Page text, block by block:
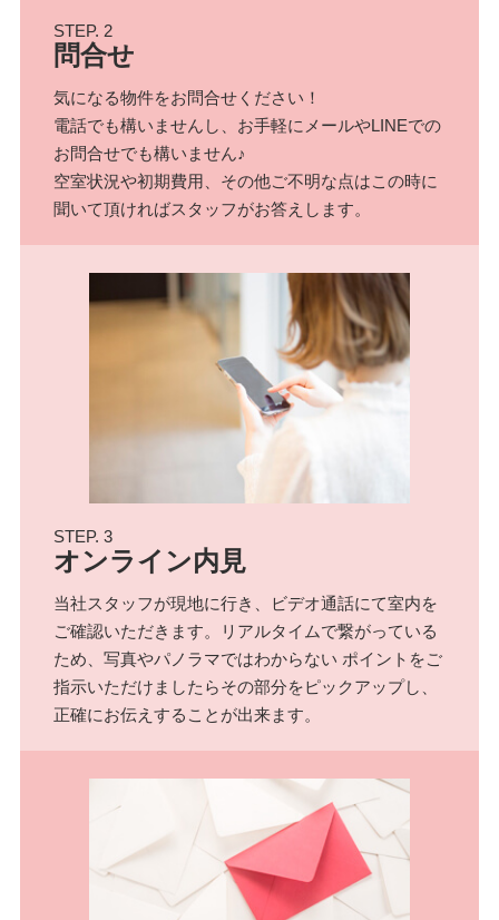
STEP. 2
問合せ
気になる物件をお問合せください！
電話でも構いませんし、お手軽にメールやLINEでの
お問合せでも構いません♪
空室状況や初期費用、その他ご不明な点はこの時に
聞いて頂ければスタッフがお答えします。
STEP. 3
オンライン内見
当社スタッフが現地に行き、ビデオ通話にて室内を
ご確認いただきます。リアルタイムで繋がっている
ため、写真やパノラマではわからない ポイントをご
指示いただけましたらその部分をピックアップし、
正確にお伝えすることが出来ます。